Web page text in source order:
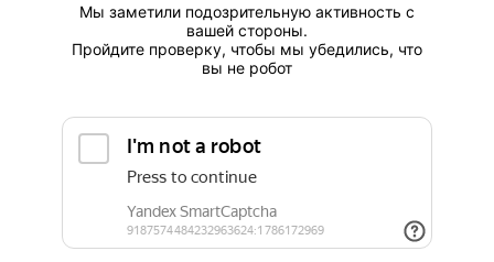
Мы заметили подозрительную активность с
вашей стороны.
Пройдите проверку, чтобы мы убедились, что
вы не робот